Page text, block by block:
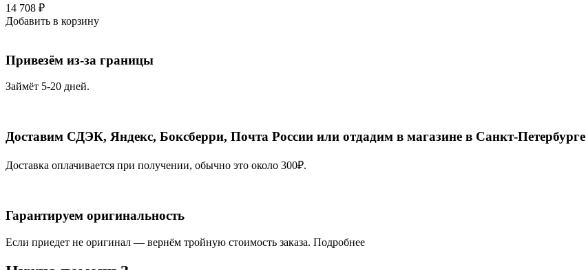
14 708 ₽
Добавить в корзину
Привезём из-за границы
Займёт 5-20 дней.
Доставим СДЭК, Яндекс, Боксберри, Почта России или отдадим в магазине в Санкт-Петербурге
Доставка оплачивается при получении, обычно это около 300₽.
Гарантируем оригинальность
Если приедет не оригинал — вернём тройную стоимость заказа. Подробнее